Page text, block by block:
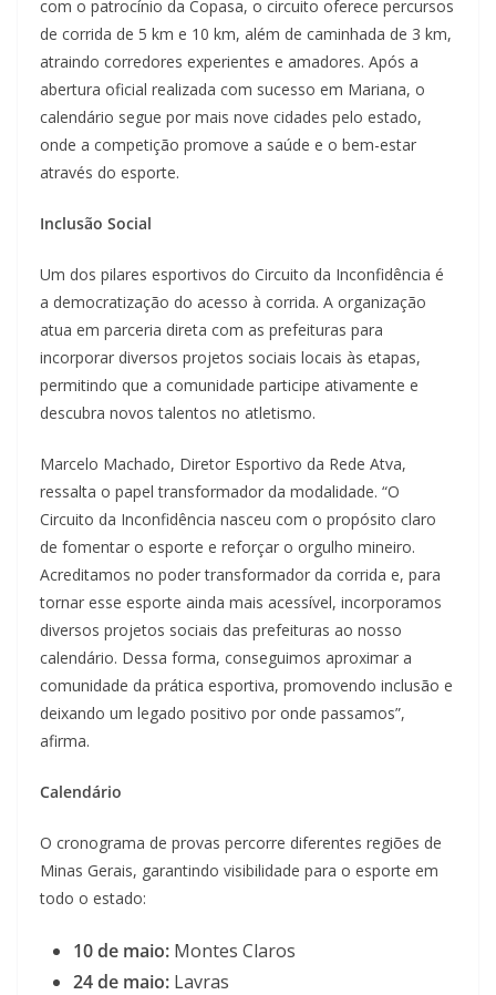
com o patrocínio da Copasa, o circuito oferece percursos
de corrida de 5 km e 10 km, além de caminhada de 3 km,
atraindo corredores experientes e amadores. Após a
abertura oficial realizada com sucesso em Mariana, o
calendário segue por mais nove cidades pelo estado,
onde a competição promove a saúde e o bem-estar
através do esporte.
Inclusão Social
Um dos pilares esportivos do Circuito da Inconfidência é
a democratização do acesso à corrida. A organização
atua em parceria direta com as prefeituras para
incorporar diversos projetos sociais locais às etapas,
permitindo que a comunidade participe ativamente e
descubra novos talentos no atletismo.
Marcelo Machado, Diretor Esportivo da Rede Atva,
ressalta o papel transformador da modalidade. “O
Circuito da Inconfidência nasceu com o propósito claro
de fomentar o esporte e reforçar o orgulho mineiro.
Acreditamos no poder transformador da corrida e, para
tornar esse esporte ainda mais acessível, incorporamos
diversos projetos sociais das prefeituras ao nosso
calendário. Dessa forma, conseguimos aproximar a
comunidade da prática esportiva, promovendo inclusão e
deixando um legado positivo por onde passamos”,
afirma.
Calendário
O cronograma de provas percorre diferentes regiões de
Minas Gerais, garantindo visibilidade para o esporte em
todo o estado:
10 de maio: Montes Claros
24 de maio: Lavras